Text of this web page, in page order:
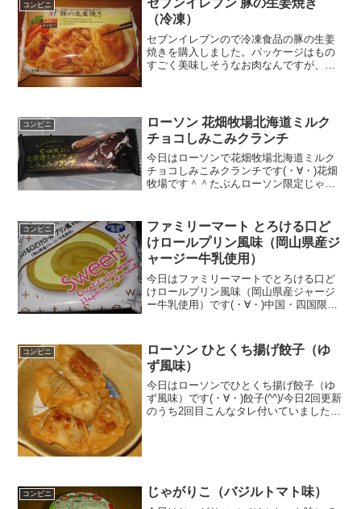
コンビニ
セブンイレブン 豚の生姜焼き
（冷凍）
セブンイレブンので冷凍食品の豚の生姜
焼きを購入しました。パッケージはもの
すごく美味しそうなお肉なんですが、実
す。見た目があまり良くない。...
コンビニ
ローソン 花畑牧場北海道ミルク
チョコしみこみクランチ
今日はローソンで花畑牧場北海道ミルク
チョコしみこみクランチです(・∀・)花畑
牧場です＾＾たぶんローソン限定じゃな
食べた感想キャラメルで定番の花畑牧場
から、クランチチョ...
コンビニ
ファミリーマート とろける口ど
けロールプリン風味（岡山県産ジ
ャージー牛乳使用）
今日はファミリーマートでとろける口ど
けロールプリン風味（岡山県産ジャージ
ー牛乳使用）です(・∀・)中国・四国限定
★★★☆☆食感 ★★★★☆
量 ...
コンビニ
ローソン ひとくち揚げ餃子（ゆ
ず風味）
今日はローソンでひとくち揚げ餃子（ゆ
ず風味）です(・∀・)餃子(^^)/今日2回更新
のうち2回目こんなタレ付いていました
コンビニ じゃがりこ（バジルトマト味）